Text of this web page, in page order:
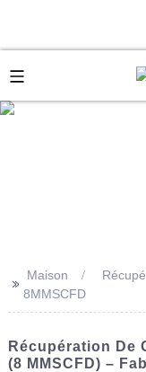
>> Maison
8MMSCFD
Récupération De
(8 MMSCFD) –